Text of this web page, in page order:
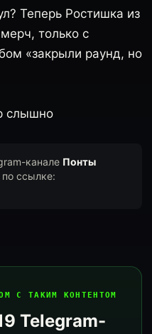
Теперь Ростишка из
только с
«закрыли раунд, но
слышно
канале Понты
ссылке:
С ТАКИМ КОНТЕНТОМ
Telegram-